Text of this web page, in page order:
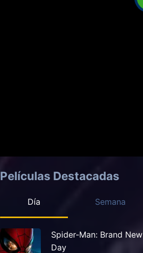
Películas Destacadas
Día Semana
Spider-Man: Brand New
Day